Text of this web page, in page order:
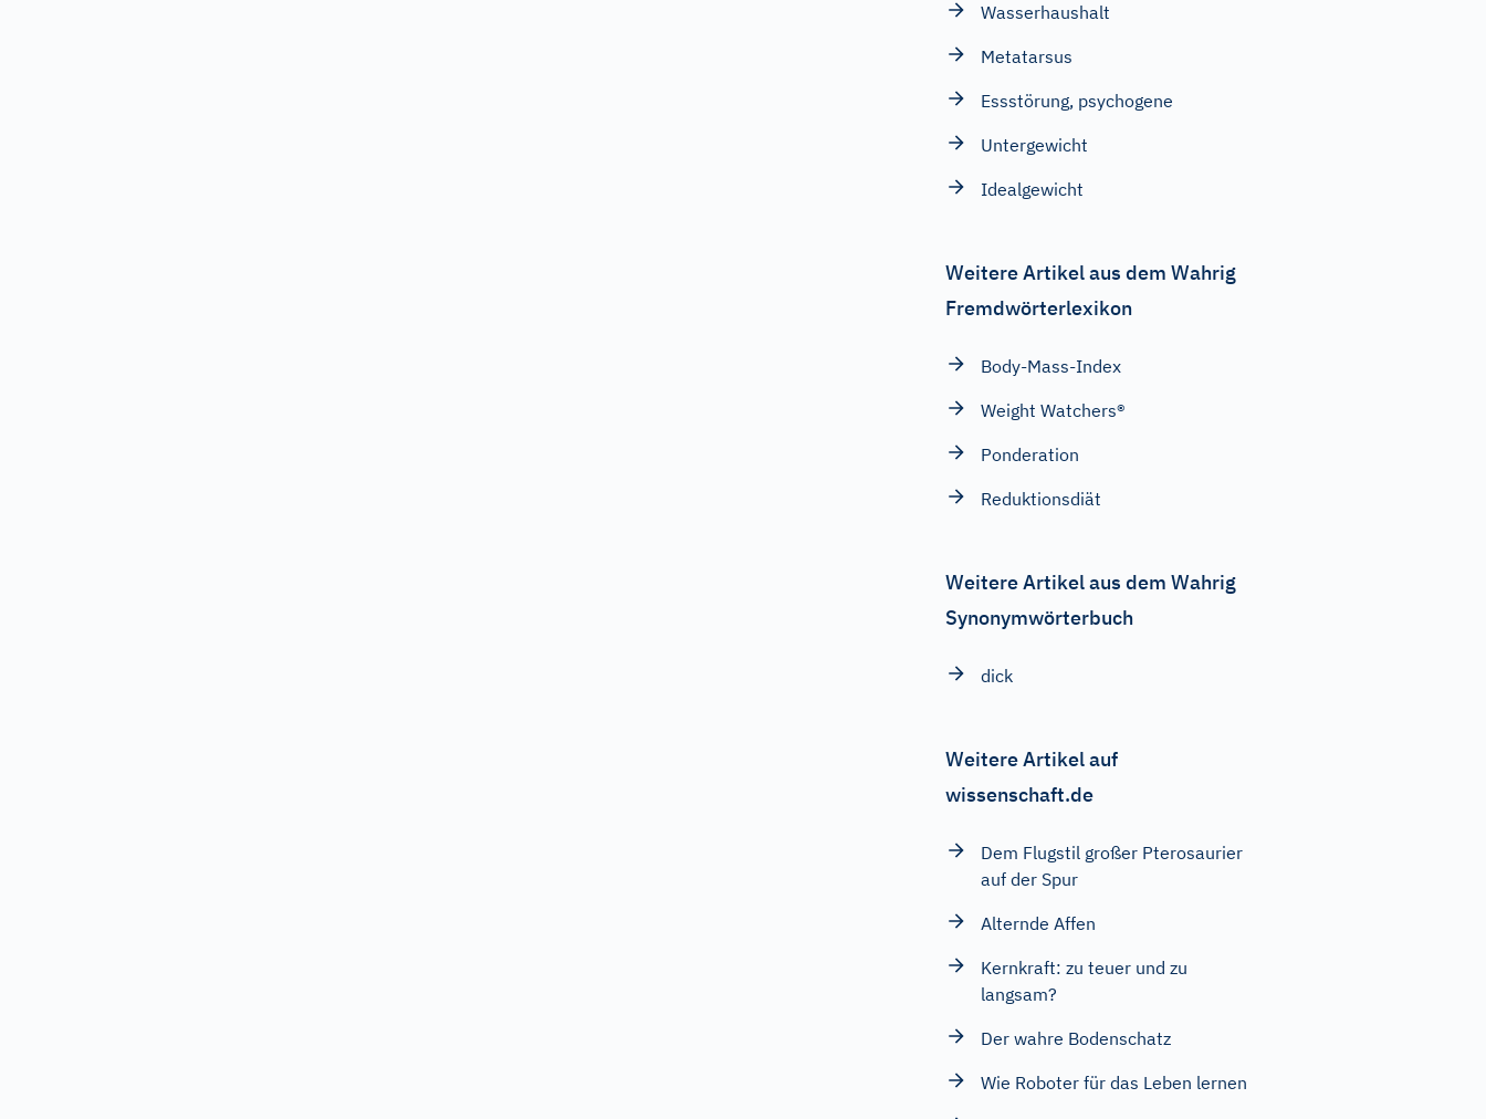
Wasserhaushalt
Metatarsus
Essstörung, psychogene
Untergewicht
Idealgewicht
Weitere Artikel aus dem Wahrig
Fremdwörterlexikon
Body-Mass-Index
Weight Watchers®
Ponderation
Reduktionsdiät
Weitere Artikel aus dem Wahrig
Synonymwörterbuch
dick
Weitere Artikel auf
wissenschaft.de
Dem Flugstil großer Pterosaurier
auf der Spur
Alternde Affen
Kernkraft: zu teuer und zu
langsam?
Der wahre Bodenschatz
Wie Roboter für das Leben lernen